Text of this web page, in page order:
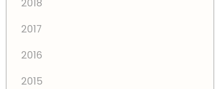
2018
2017
2016
2015